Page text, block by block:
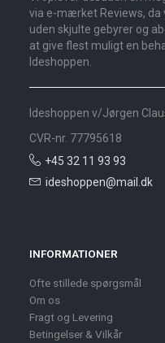
via e-mærket Reviews,
uden skjulte gebyrer og
at give flest muligt en
Ideshoppen.
Ideshoppen v/Jørgen
CVR-nr. 77795618
+45 32 11 93 93
ideshoppen@mail.dk
INFORMATIONER
Ofte stillede spørgsmål
Om os
Fragt og Levering
Betingelser & Vilkår